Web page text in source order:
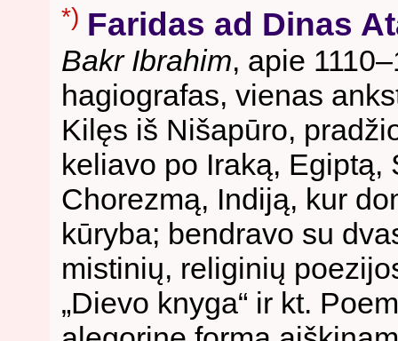
*) Faridas ad Dinas
Bakr Ibrahim, apie
hagiografas, vienas
Kilęs iš Nišapūro,
keliavo po Iraką, Egiptą,
Chorezmą, Indiją, kur
kūryba; bendravo su
mistinių, religinių
„Dievo knyga“ ir kt.